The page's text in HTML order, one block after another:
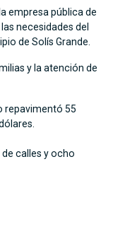
empresa pública de
necesidades del
de Solís Grande.
y la atención de
repavimentó 55
calles y ocho